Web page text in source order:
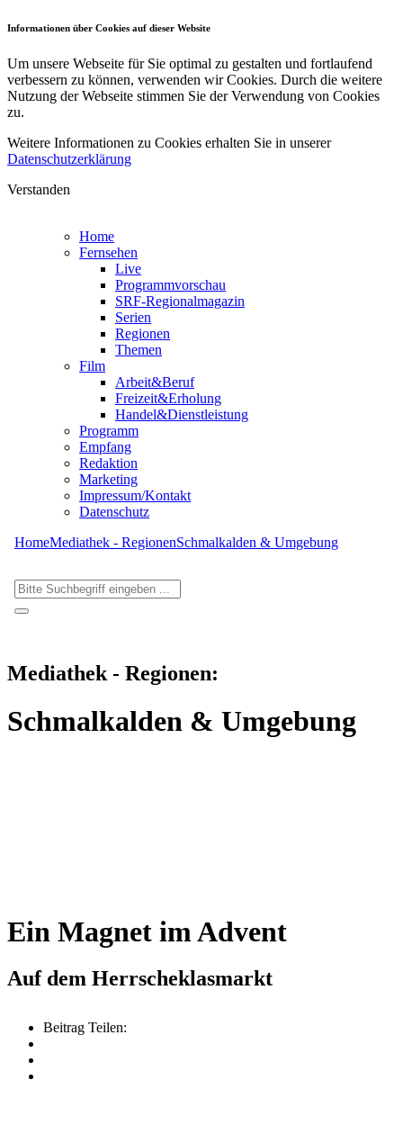
Informationen über Cookies auf dieser Website
Um unsere Webseite für Sie optimal zu gestalten und fortlaufend
verbessern zu können, verwenden wir Cookies. Durch die weitere
Nutzung der Webseite stimmen Sie der Verwendung von Cookies
zu.
Weitere Informationen zu Cookies erhalten Sie in unserer
Datenschutzerklärung
Verstanden
Home
Fernsehen
Live
Programmvorschau
SRF-Regionalmagazin
Serien
Regionen
Themen
Film
Arbeit&Beruf
Freizeit&Erholung
Handel&Dienstleistung
Programm
Empfang
Redaktion
Marketing
Impressum/Kontakt
Datenschutz
HomeMediathek - RegionenSchmalkalden & Umgebung
Mediathek - Regionen:
Schmalkalden & Umgebung
Ein Magnet im Advent
Auf dem Herrscheklasmarkt
Beitrag Teilen: